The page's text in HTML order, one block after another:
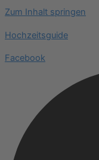
Zum Inhalt springen
Hochzeitsguide
Facebook